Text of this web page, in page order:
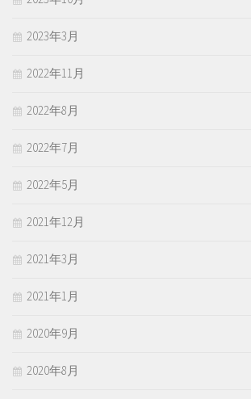
2023年3月
2022年11月
2022年8月
2022年7月
2022年5月
2021年12月
2021年3月
2021年1月
2020年9月
2020年8月